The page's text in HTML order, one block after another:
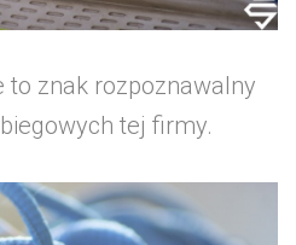
to znak rozpoznawalny
tej firmy.